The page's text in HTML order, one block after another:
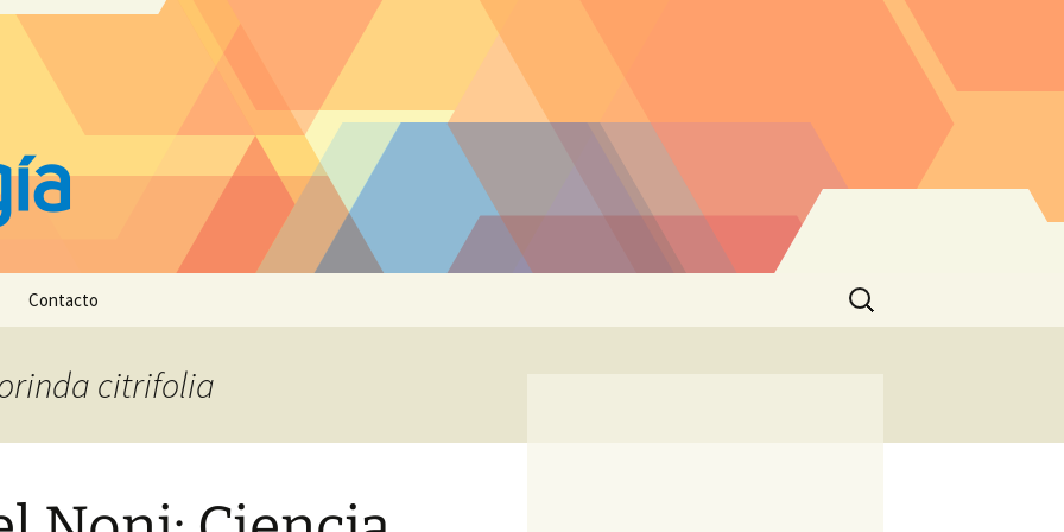
Contacto
Buscar:
citrifolia